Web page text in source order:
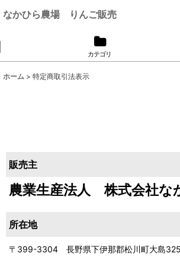
なかひら農場 りんご販売
カテゴリ
ホーム > 特定商取引法表示
販売主
農業生産法人 株式会社な
所在地
〒399-3304 長野県下伊那郡松川町大島